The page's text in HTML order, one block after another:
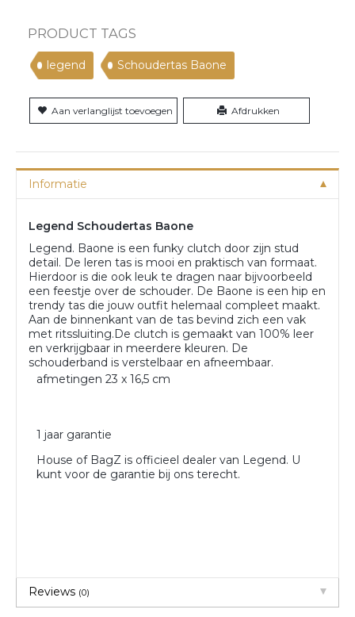
PRODUCT TAGS
legend Schoudertas Baone
Aan verlanglijst toevoegen Afdrukken
Informatie
Legend Schoudertas Baone
Legend. Baone is een funky clutch door zijn stud
detail. De leren tas is mooi en praktisch van formaat.
Hierdoor is die ook leuk te dragen naar bijvoorbeeld
een feestje over de schouder. De Baone is een hip en
trendy tas die jouw outfit helemaal compleet maakt.
Aan de binnenkant van de tas bevind zich een vak
met ritssluiting.De clutch is gemaakt van 100% leer
en verkrijgbaar in meerdere kleuren. De
schouderband is verstelbaar en afneembaar.
afmetingen 23 x 16,5 cm
1 jaar garantie
House of BagZ is officieel dealer van Legend. U
kunt voor de garantie bij ons terecht.
Reviews (0)